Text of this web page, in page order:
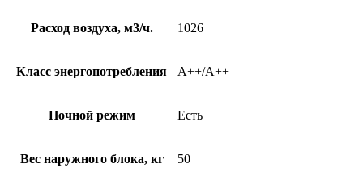
Расход воздуха, м3/ч. 1026
Класс энергопотребления A++/A++
Ночной режим Есть
Вес наружного блока, кг 50